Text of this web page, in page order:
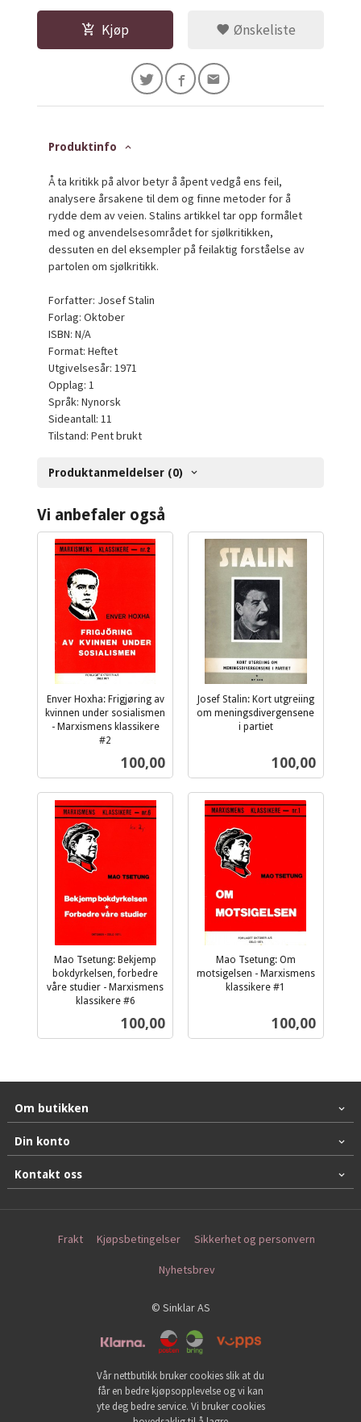
Kjøp Ønskeliste
Produktinfo
Å ta kritikk på alvor betyr å åpent vedgå ens feil,
analysere årsakene til dem og finne metoder for å
rydde dem av veien. Stalins artikkel tar opp formålet
med og anvendelsesområdet for sjølkritikken,
dessuten en del eksempler på feilaktig forståelse av
partolen om sjølkritikk.
Forfatter: Josef Stalin
Forlag: Oktober
ISBN: N/A
Format: Heftet
Utgivelsesår: 1971
Opplag: 1
Språk: Nynorsk
Sideantall: 11
Tilstand: Pent brukt
Produktanmeldelser (0)
Vi anbefaler også
Enver Hoxha: Frigjøring av
kvinnen under sosialismen
- Marxismens klassikere
#2
Pris
100,00
Josef Stalin: Kort utgreiing
om meningsdivergensene
i partiet
Pris
100,00
Mao Tsetung: Bekjemp
bokdyrkelsen, forbedre
våre studier - Marxismens
klassikere #6
Pris
100,00
Mao Tsetung: Om
motsigelsen - Marxismens
klassikere #1
Pris
100,00
Om butikken
Din konto
Kontakt oss
Frakt Kjøpsbetingelser Sikkerhet og personvern
Nyhetsbrev
© Sinklar AS
Vår nettbutikk bruker cookies slik at du
får en bedre kjøpsopplevelse og vi kan
yte deg bedre service. Vi bruker cookies